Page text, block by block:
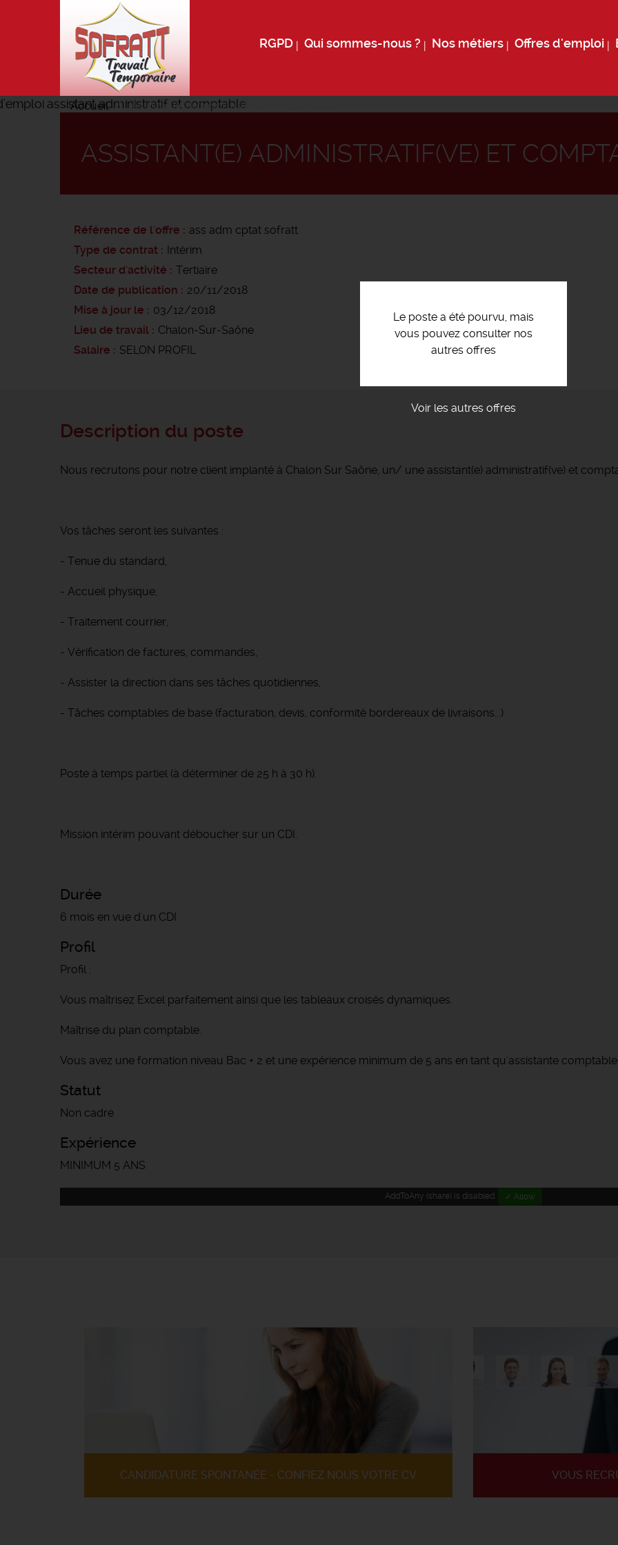
RGPD Qui sommes-nous ? Nos métiers Offres d'emploi
Accueil Assistant(e) administratif(ve) et comptable
Le poste a été pourvu, mais
vous pouvez consulter nos
autres offres
Voir les autres offres
ASSISTANT(E) ADMINISTRATIF(VE) ET
Référence de l'offre
ass adm cptat sofratt
Type de contrat
Intérim
Secteur d'activité
Tertiaire
Date de publication
20/11/2018
Mise à jour le
03/12/2018
Lieu de travail
Chalon-Sur-Saône
Salaire
SELON PROFIL
Description du poste
Nous recrutons pour notre client implanté à Chalon Sur Saône, un/ une assistant(e) administratif(ve) et
Vos tâches seront les suivantes :
- Tenue du standard,
- Accueil physique,
- Traitement courrier,
- Vérification de factures, commandes,
- Assister la direction dans ses tâches quotidiennes,
- Tâches comptables de base (facturation, devis, conformité bordereaux de livraisons...)
Poste à temps partiel (à déterminer de 25 h à 30 h).
Mission intérim pouvant déboucher sur un CDI.
Durée
6 mois en vue d'un CDI
Profil
Profil :
Vous maîtrisez Excel parfaitement ainsi que les tableaux croisés dynamiques.
Maîtrise du plan comptable.
Vous avez une formation niveau Bac + 2 et une expérience minimum de 5 ans en tant qu'assistante
Statut
Non cadre
Expérience
MINIMUM 5 ANS
AddToAny (share) is disabled. ✓ Allow
CANDIDATURE SPONTANÉE - CONFIEZ NOUS VOTRE CV VOUS